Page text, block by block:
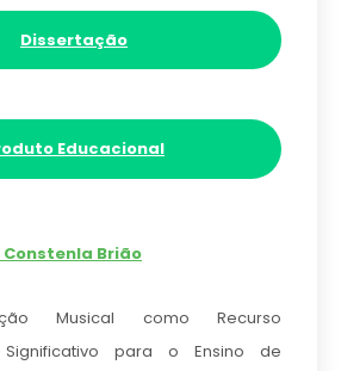
Dissertação
Educacional
Brião
Musical como Recurso
Significativo para o Ensino de